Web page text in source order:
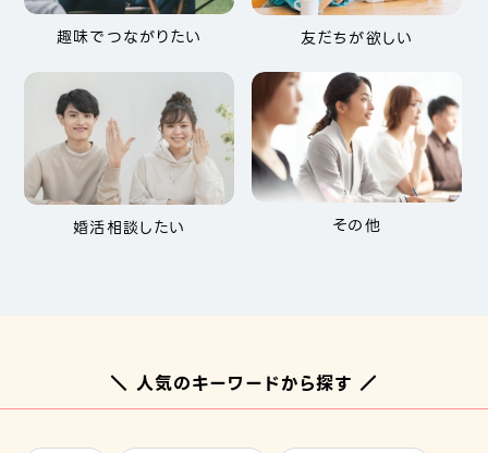
趣味でつながりたい 友だちが欲しい
婚活相談したい その他
＼ 人気のキーワードから探す ／